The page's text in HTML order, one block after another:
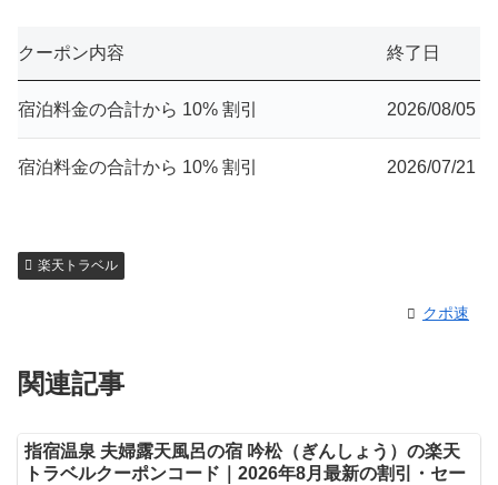
クーポン内容 終了日
宿泊料金の合計から 10% 割引 2026/08/05
宿泊料金の合計から 10% 割引 2026/07/21
楽天トラベル
クポ速
関連記事
指宿温泉 夫婦露天風呂の宿 吟松（ぎんしょう）の楽天
トラベルクーポンコード｜2026年8月最新の割引・セー